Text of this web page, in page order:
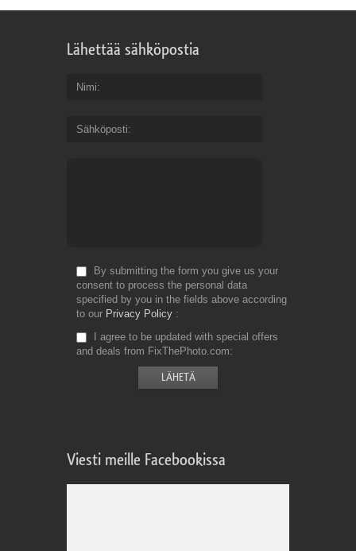
Lähettää sähköpostia
Nimi
Sähköposti
By submitting the form you give us your
consent to process the personal data
specified by you in the fields above according
to our Privacy Policy
I agree to be updated with special offers
and deals from FixThePhoto.com
Viesti meille Facebookissa